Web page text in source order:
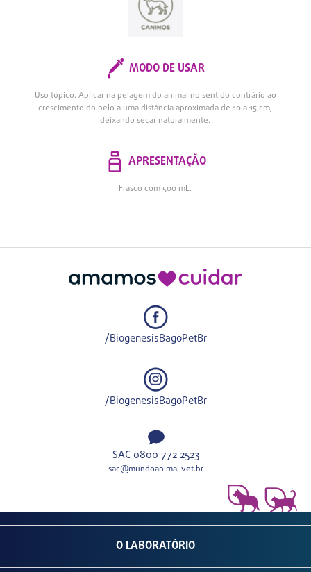
MODO DE USAR
Uso tópico. Aplicar na pelagem do animal no sentido contrário ao
crescimento do pelo a uma distância aproximada de 10 a 15 cm,
deixando secar naturalmente.
APRESENTAÇÃO
Frasco com 500 mL.
/BiogenesisBagoPetBr
/BiogenesisBagoPetBr
SAC 0800 772 2523
sac@mundoanimal.vet.br
O LABORATÓRIO